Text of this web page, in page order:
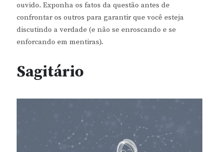
ouvido. Exponha os fatos da questão antes de
confrontar os outros para garantir que você esteja
discutindo a verdade (e não se enroscando e se
enforcando em mentiras).
Sagitário